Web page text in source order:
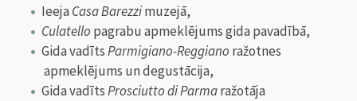
IeejaCasa Barezzimuzejā,
Culatello pagrabu apmeklējums gida pavadībā,
Gida vadītsParmigiano-Reggiano ražotnes
apmeklējums un degustācija,
Gida vadītsProsciutto di Parmaražotāja